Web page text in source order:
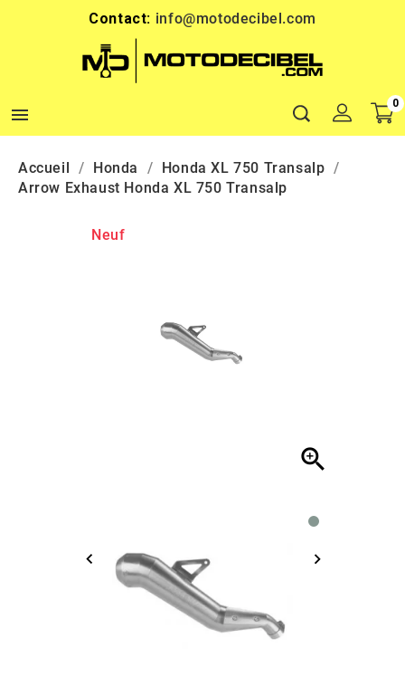
Contact: info@motodecibel.com

0
Accueil Honda
Honda XL 750 Transalp
Arrow Exhaust Honda XL 750 Transalp
Neuf
